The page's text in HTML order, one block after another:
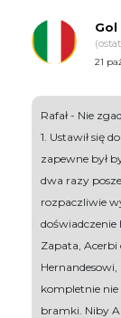
Gol
21
Rafał - Nie
1. Ustawił się
zapewne był
dwa razy
rozpaczliwie
doświadczenie
Zapata, Acerbi
kompletnie
bramki. Niby